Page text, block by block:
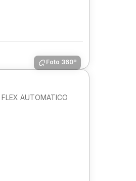
Foto 360º
AUTOMATICO